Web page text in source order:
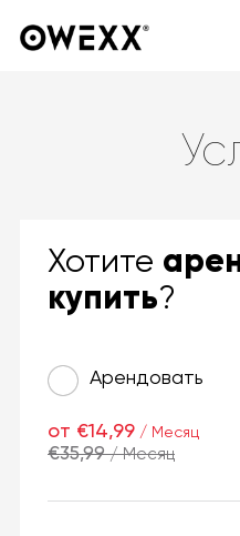
Хотите
купить?
Арендовать
от €14,99 / Месяц
€35,99/ Месяц